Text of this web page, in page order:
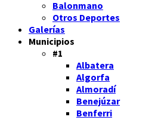
Balonmano
Otros Deportes
Galerías
Municipios
#1
Albatera
Algorfa
Almoradí
Benejúzar
Benferri